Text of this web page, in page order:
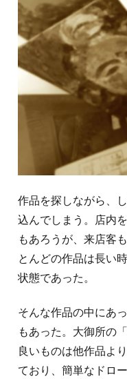
作品を探しながら、
込んでしまう。店内
もあろうが、来店客
とんどの作品は長い
状態であった。
そんな作品の中にあ
もあった。大御所の
良いものは他作品よ
ており、簡単なドロ